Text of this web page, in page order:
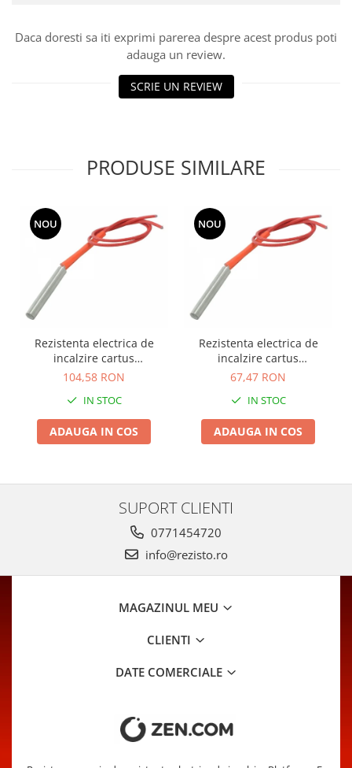
Daca doresti sa iti exprimi parerea despre acest produs poti
adauga un review.
SCRIE UN REVIEW
PRODUSE SIMILARE
NOU
Rezistenta electrica de
incalzire cartus
10mmx200mm 220V 500W
104,58 RON
IN STOC
ADAUGA IN COS
NOU
Rezistenta electrica de
incalzire cartus
8mmx60mm 220V 120W
67,47 RON
IN STOC
ADAUGA IN COS
SUPORT CLIENTI
0771454720
info@rezisto.ro
MAGAZINUL MEU
CLIENTI
DATE COMERCIALE